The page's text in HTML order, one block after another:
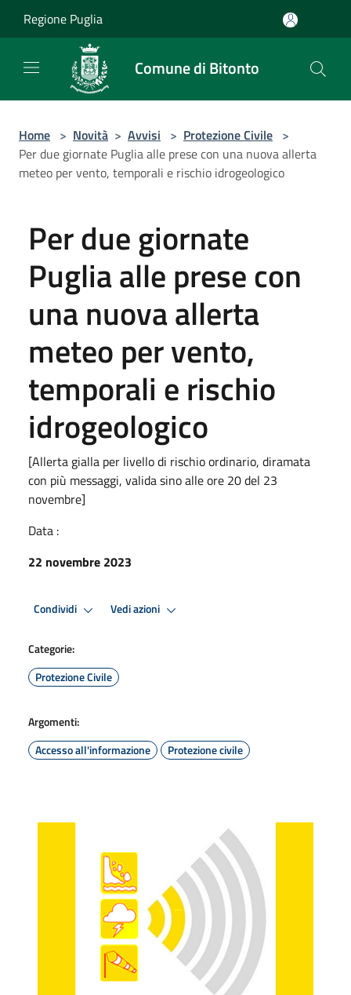
Regione Puglia
Comune di Bitonto
Home > Novità > Avvisi > Protezione Civile >
Per due giornate Puglia alle prese con una nuova allerta
meteo per vento, temporali e rischio idrogeologico
Per due giornate
Puglia alle prese con
una nuova allerta
meteo per vento,
temporali e rischio
idrogeologico
[Allerta gialla per livello di rischio ordinario, diramata
con più messaggi, valida sino alle ore 20 del 23
novembre]
Data :
22 novembre 2023
Condividi Vedi azioni
Categorie:
Protezione Civile
Argomenti:
Accesso all'informazione
Protezione civile